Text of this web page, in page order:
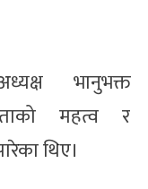
भानुभक्त
महत्व र
थिए।